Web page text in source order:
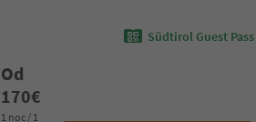
Südtirol Guest Pass
Od
170€
1 noc / 1